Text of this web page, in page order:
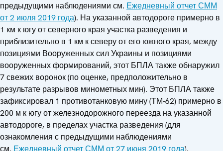
предыдущими наблюдениями см. Ежедневный отчет СММ
от 2 июля 2019 года). На указанной автодороге примерно в
1 км к югу от северного края участка разведения и
приблизительно в 1 км к северу от его южного края, между
позициями Вооруженных сил Украины и позициями
вооруженных формирований, этот БПЛА также обнаружил
7 свежих воронок (по оценке, предположительно в
результате разрывов минометных мин). Этот БПЛА также
зафиксировал 1 противотанковую мину (ТМ-62) примерно в
200 м к югу от железнодорожного переезда на указанной
автодороге, в пределах участка разведения (для
ознакомления с предыдущими наблюдениями